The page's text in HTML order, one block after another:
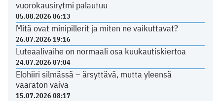
vuorokausirytmi palautuu
05.08.2026 06:13
Mitä ovat minipillerit ja miten ne vaikuttavat?
26.07.2026 19:16
Luteaalivaihe on normaali osa kuukautiskiertoa
24.07.2026 07:04
Elohiiri silmässä – ärsyttävä, mutta yleensä
vaaraton vaiva
15.07.2026 08:17